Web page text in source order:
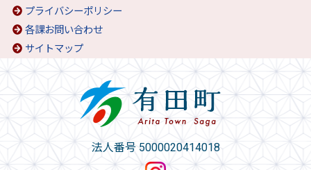
プライバシーポリシー
各課お問い合わせ
サイトマップ
法人番号 5000020414018